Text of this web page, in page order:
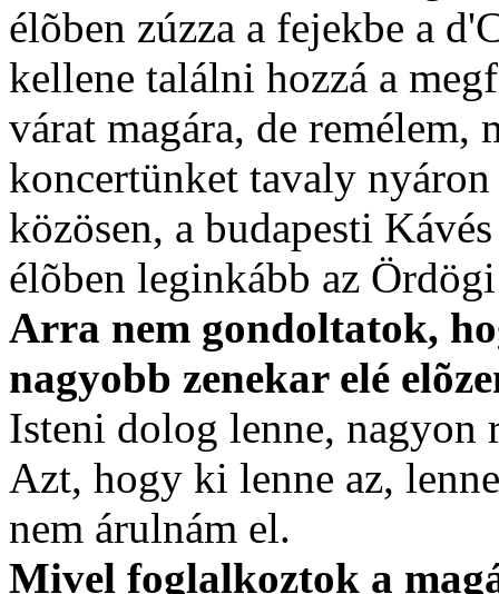
élõben zúzza a fejekbe a
kellene találni hozzá a
várat magára, de remélem,
koncertünket tavaly
közösen, a budapesti
élõben leginkább az
Arra nem gondoltatok,
nagyobb zenekar elé
Isteni dolog lenne, nagyon
Azt, hogy ki lenne az,
nem árulnám el.
Mivel foglalkoztok a